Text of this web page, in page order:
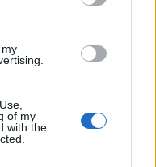
of my
with the